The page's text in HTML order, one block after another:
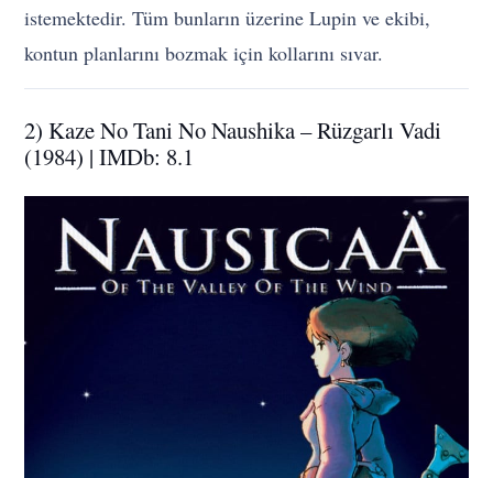
istemektedir. Tüm bunların üzerine Lupin ve ekibi,
kontun planlarını bozmak için kollarını sıvar.
2) Kaze No Tani No Naushika – Rüzgarlı Vadi
(1984) | IMDb: 8.1